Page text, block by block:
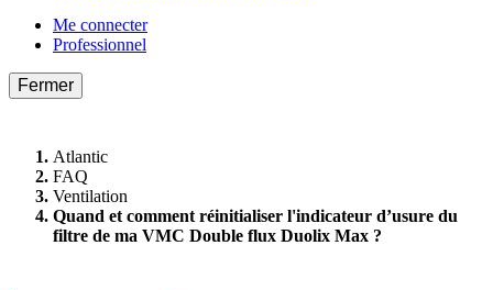
Me connecter
Professionnel
Fermer
Atlantic
FAQ
Ventilation
Quand et comment réinitialiser l'indicateur d’usure du
filtre de ma VMC Double flux Duolix Max ?